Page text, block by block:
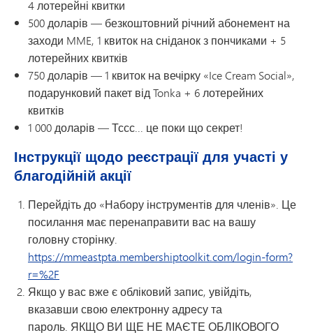
4 лотерейні квитки
500 доларів — безкоштовний річний абонемент на
заходи MME, 1 квиток на сніданок з пончиками + 5
лотерейних квитків
750 доларів — 1 квиток на вечірку «Ice Cream Social»,
подарунковий пакет від Tonka + 6 лотерейних
квитків
1 000 доларів — Тссс... це поки що секрет!
Інструкції щодо реєстрації для участі у
благодійній акції
Перейдіть до «Набору інструментів для членів». Це
посилання має перенаправити вас на вашу
головну сторінку.
https://mmeastpta.membershiptoolkit.com/login-form?
r=%2F
Якщо у вас вже є обліковий запис, увійдіть,
вказавши свою електронну адресу та
пароль. ЯКЩО ВИ ЩЕ НЕ МАЄТЕ ОБЛІКОВОГО